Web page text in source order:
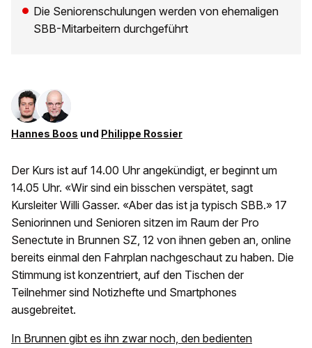
Die Seniorenschulungen werden von ehemaligen
SBB-Mitarbeitern durchgeführt
Hannes Boos und Philippe Rossier
Der Kurs ist auf 14.00 Uhr angekündigt, er beginnt um
14.05 Uhr. «Wir sind ein bisschen verspätet, sagt
Kursleiter Willi Gasser. «Aber das ist ja typisch SBB.» 17
Seniorinnen und Senioren sitzen im Raum der Pro
Senectute in Brunnen SZ, 12 von ihnen geben an, online
bereits einmal den Fahrplan nachgeschaut zu haben. Die
Stimmung ist konzentriert, auf den Tischen der
Teilnehmer sind Notizhefte und Smartphones
ausgebreitet.
In Brunnen gibt es ihn zwar noch, den bedienten